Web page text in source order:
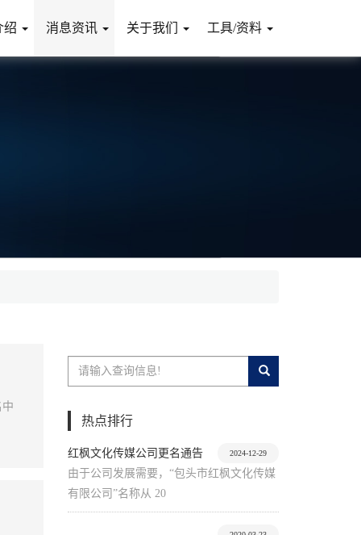
绍 消息资讯 关于我们 工具/资料
热点排行
2024-12-29
红枫文化传媒公司更名通告
由于公司发展需要，“包头市红枫文化传媒
有限公司”名称从 20